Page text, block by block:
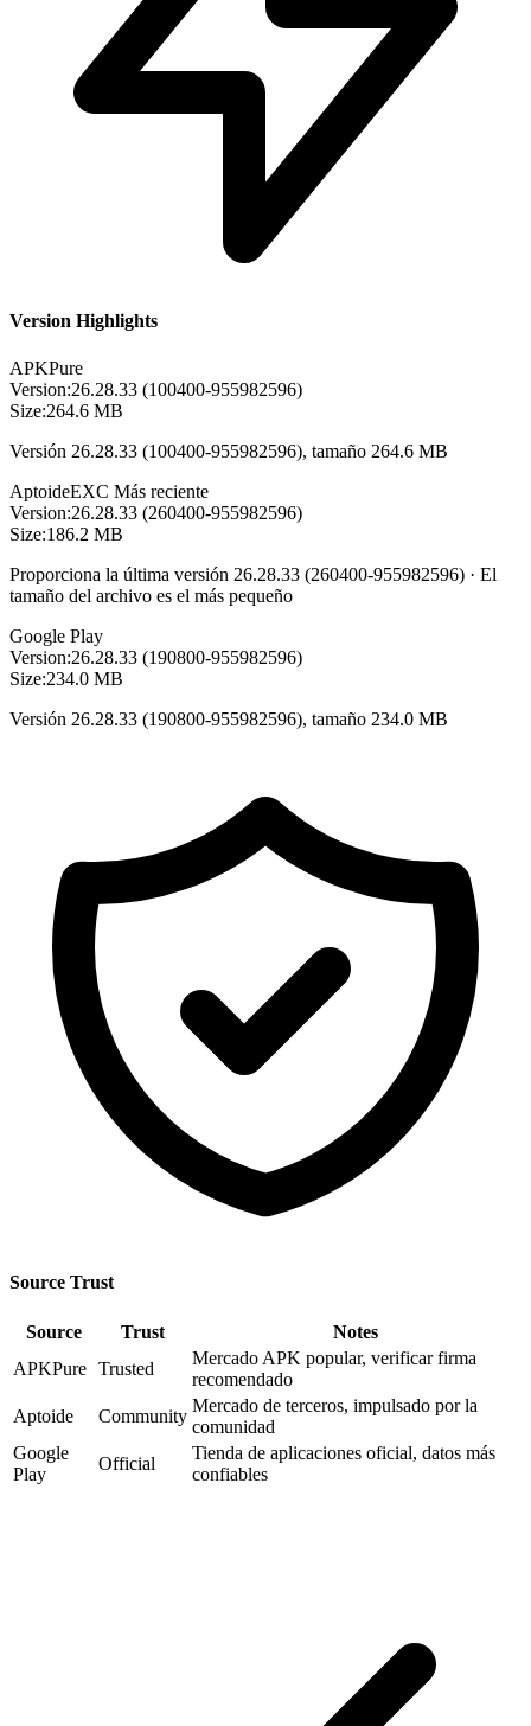
Version Highlights
APKPure
Version:26.28.33 (100400-955982596)
Size:264.6 MB
Versión 26.28.33 (100400-955982596), tamaño 264.6 MB
AptoideEXC Más reciente
Version:26.28.33 (260400-955982596)
Size:186.2 MB
Proporciona la última versión 26.28.33 (260400-955982596) · El
tamaño del archivo es el más pequeño
Google Play
Version:26.28.33 (190800-955982596)
Size:234.0 MB
Versión 26.28.33 (190800-955982596), tamaño 234.0 MB
Source Trust
Source Trust
Notes
APKPure Trusted
Mercado APK popular, verificar firma
recomendado
Aptoide
Community
Mercado de terceros, impulsado por la
comunidad
Google
Play
Official
Tienda de aplicaciones oficial, datos más
confiables